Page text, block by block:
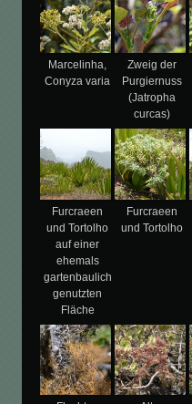
Marcelinha,
Conyza varia
Zweig der
Purgiernuss
(Jatropha
curcas)
Furcraeen
und Tortolho
auf einer
ehemals
gartenbaulich
genutzten
Fläche
Furcraeen
und Tortolho